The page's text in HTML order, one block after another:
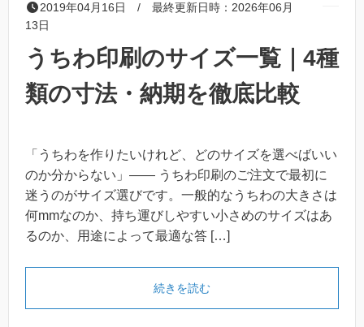
2019年04月16日 / 最終更新日時：2026年06月
13日
うちわ印刷のサイズ一覧｜4種
類の寸法・納期を徹底比較
「うちわを作りたいけれど、どのサイズを選べばいい
のか分からない」—— うちわ印刷のご注文で最初に
迷うのがサイズ選びです。一般的なうちわの大きさは
何mmなのか、持ち運びしやすい小さめのサイズはあ
るのか、用途によって最適な答 […]
続きを読む「うちわ印刷のサイズ一覧｜